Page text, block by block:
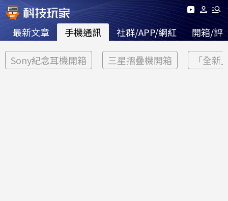
最新文章 手機通訊 社群/APP/網紅 開箱/評
Sony紀念耳機開箱 三星摺疊機開箱 「全新